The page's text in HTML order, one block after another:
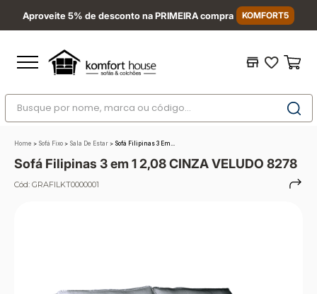
Aproveite 5% de desconto na PRIMEIRA compra KOMFORT5
Busque por nome, marca ou código...
Home > Sofá Fixo > Sala De Estar > Sofá Filipinas 3 Em...
Sofá Filipinas 3 em 1 2,08 CINZA VELUDO 8278
Cód: GRAFILKT0000001